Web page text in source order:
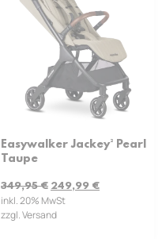
Easywalker Jackey² Pearl
Taupe
349,95€ 249,99 €
inkl. 20% MwSt
zzgl. Versand